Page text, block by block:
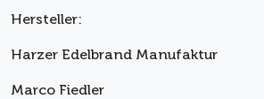
Hersteller:
Harzer Edelbrand Manufaktur
Marco Fiedler